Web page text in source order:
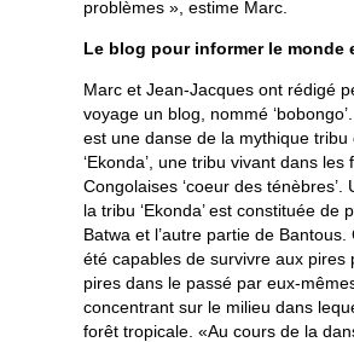
problèmes », estime Marc.
Le blog pour informer le monde
Marc et Jean-Jacques ont rédigé
voyage un blog, nommé ‘bobongo’.
est une danse de la mythique tribu
‘Ekonda’, une tribu vivant dans les
Congolaises ‘coeur des ténèbres’.
la tribu ‘Ekonda’ est constituée de
Batwa et l’autre partie de Bantous.
été capables de survivre aux pires
pires dans le passé par eux-
concentrant sur le milieu dans
forêt tropicale. «Au cours de la